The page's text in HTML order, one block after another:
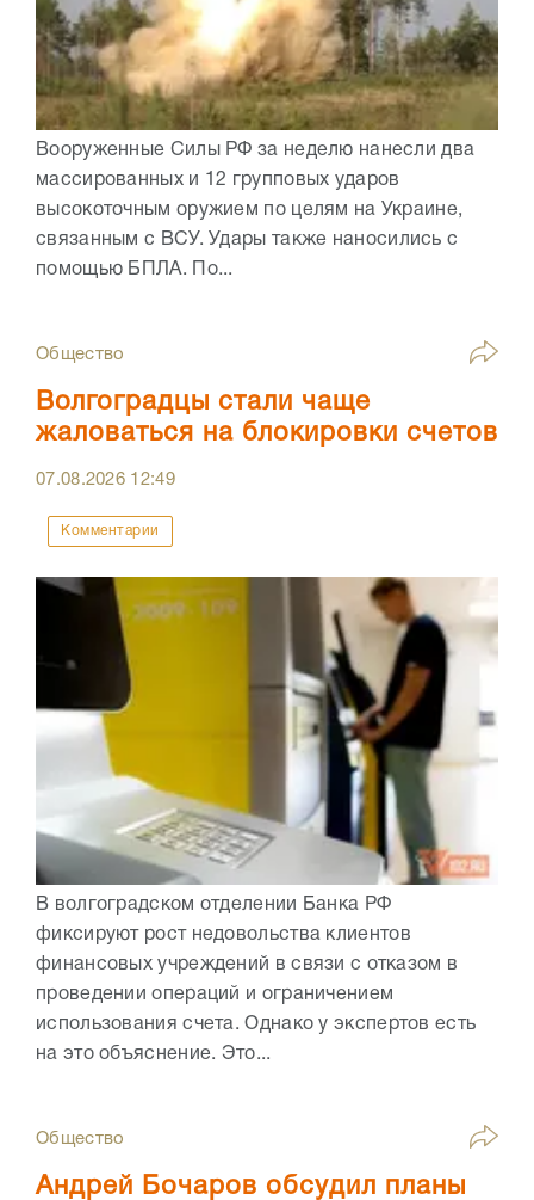
Вооруженные Силы РФ за неделю нанесли два
массированных и 12 групповых ударов
высокоточным оружием по целям на Украине,
связанным с ВСУ. Удары также наносились с
помощью БПЛА. По...
Общество
Волгоградцы стали чаще
жаловаться на блокировки счетов
07.08.2026 12:49
Комментарии
В волгоградском отделении Банка РФ
фиксируют рост недовольства клиентов
финансовых учреждений в связи с отказом в
проведении операций и ограничением
использования счета. Однако у экспертов есть
на это объяснение. Это...
Общество
Андрей Бочаров обсудил планы